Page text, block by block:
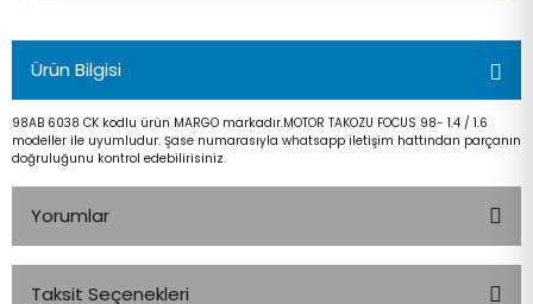
Ürün Bilgisi
98AB 6038 CK kodlu ürün MARGO markadır.MOTOR TAKOZU FOCUS 98- 1.4 / 1.6
modeller ile uyumludur. Şase numarasıyla whatsapp iletişim hattından parçanın
doğruluğunu kontrol edebilirisiniz.
Yorumlar
Taksit Seçenekleri